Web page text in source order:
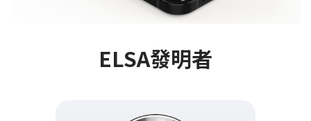
ELSA發明者